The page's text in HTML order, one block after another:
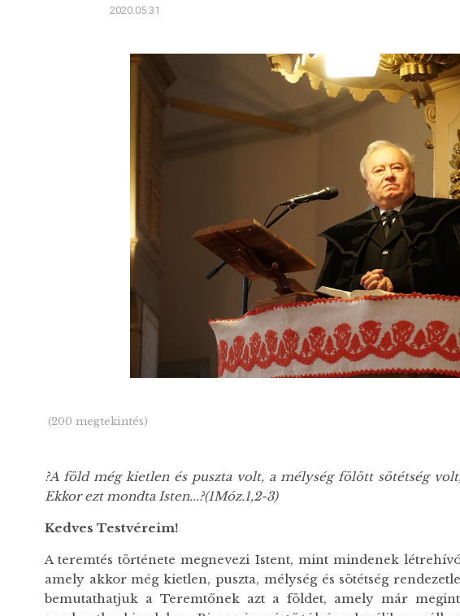
2020.05.31
(200 megtekintés)
?A föld még kietlen és puszta volt, a mélység fölött sötétség
Ekkor ezt mondta Isten...?(1Móz.1,2-3)
Kedves Testvéreim!
A teremtés története megnevezi Istent, mint mindenek
amely akkor még kietlen, puszta, mélység és sötétség
bemutathatjuk a Teremtőnek azt a földet, amely már megint